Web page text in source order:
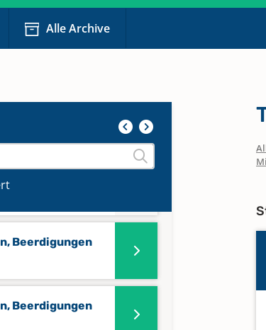
Alle Archive
Digitalisate
Beerdigungen
Beerdigungen